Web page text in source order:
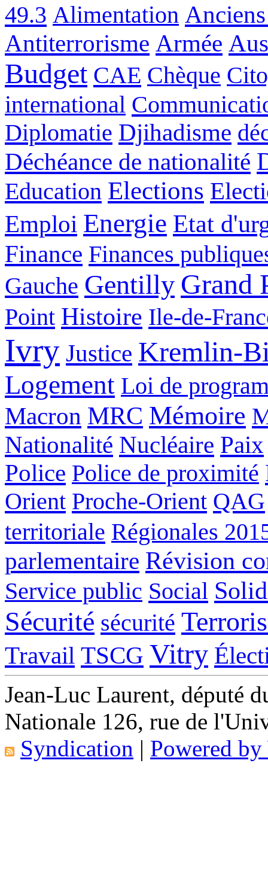
49.3 Alimentation
Antiterrorisme Armée
Budget CAE Chèque
international
Diplomatie Djihadisme
Déchéance de nationalité
Education Elections
Emploi Energie Etat
Finance Finances
Gauche Gentilly Grand
Point Histoire Ile-de-
Ivry Justice Kremlin-
Logement Loi de
Macron MRC Mémoire
Nationalité Nucléaire Paix
Police Police de proximité
Orient Proche-Orient QAG
territoriale Régionales
parlementaire Révision
Service public Social
Sécurité sécurité
Travail TSCG Vitry
Jean-Luc Laurent, député
Nationale 126, rue de
Syndication | Powered